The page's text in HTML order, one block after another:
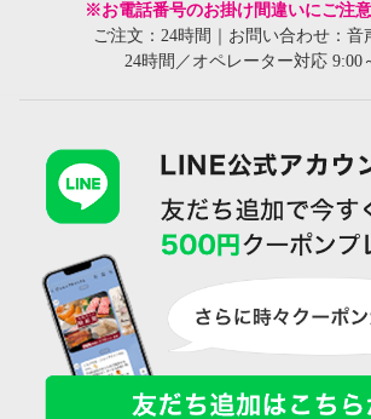
※お電話番号のお掛け間違いにご注意
ご注文：24時間｜お問い合わせ：音
24時間／オペレーター対応 9:00